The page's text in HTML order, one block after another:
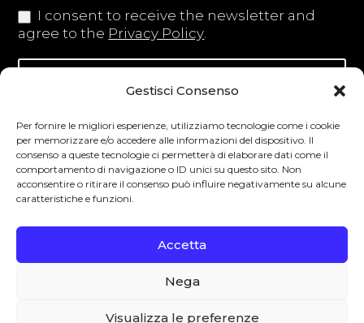
Gestisci Consenso
Per fornire le migliori esperienze, utilizziamo tecnologie come i cookie
per memorizzare e/o accedere alle informazioni del dispositivo. Il
consenso a queste tecnologie ci permetterà di elaborare dati come il
comportamento di navigazione o ID unici su questo sito. Non
acconsentire o ritirare il consenso può influire negativamente su alcune
caratteristiche e funzioni.
Accetta
Nega
Visualizza le preferenze
I consent to receive the newsletter and
agree to the Privacy Policy.
Iscriviti alla newsletter
Degustibus invita al consumo responsabile.
La vendita di bevande alcoliche è vietata ai
Paese di residenza. L’abuso di alcol è
pericoloso per la salute.